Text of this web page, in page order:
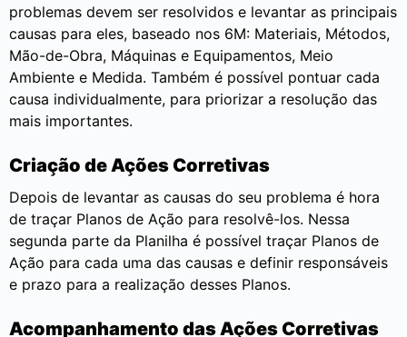
problemas devem ser resolvidos e levantar as principais
causas para eles, baseado nos 6M: Materiais, Métodos,
Mão-de-Obra, Máquinas e Equipamentos, Meio
Ambiente e Medida. Também é possível pontuar cada
causa individualmente, para priorizar a resolução das
mais importantes.
Criação de Ações Corretivas
Depois de levantar as causas do seu problema é hora
de traçar Planos de Ação para resolvê-los. Nessa
segunda parte da Planilha é possível traçar Planos de
Ação para cada uma das causas e definir responsáveis
e prazo para a realização desses Planos.
Acompanhamento das Ações Corretivas